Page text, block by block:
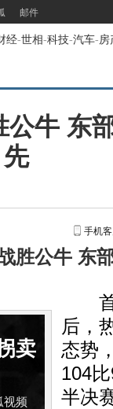
邮件
经-世相-科技-汽车-房
牛 东
先
手机
胜公牛 东
卖
视频
首
后，
态势
104
半决